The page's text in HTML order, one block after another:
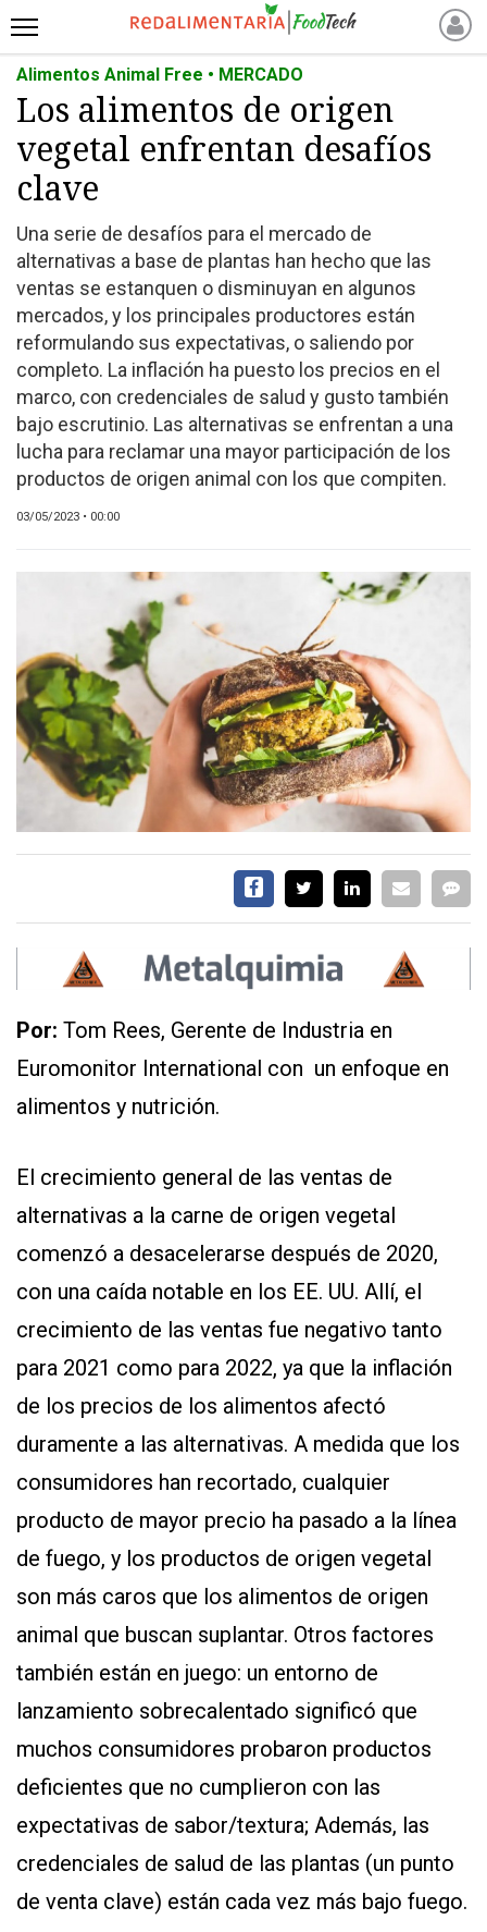
INICIO
NOTICIAS RECIENTES
NOTICIAS
PROTEÍNAS
ANIMAL FREE
FOODTECH
OTROS INGREDIENTES
QUIÉNES SOMOS
MARKETPLACE
DIRECTORIO
MEDIA KIT
CONTÁCTENOS
AYUDA
TÉRMINOS
CONDICIONES
POLÍTICAS
DE
SITIO
Alimentos Animal Free • MERCADO
Los alimentos de origen
vegetal enfrentan desafíos
clave
Una serie de desafíos para el mercado de
alternativas a base de plantas han hecho que las
ventas se estanquen o disminuyan en algunos
mercados, y los principales productores están
reformulando sus expectativas, o saliendo por
completo. La inflación ha puesto los precios en el
marco, con credenciales de salud y gusto también
bajo escrutinio. Las alternativas se enfrentan a una
lucha para reclamar una mayor participación de los
productos de origen animal con los que compiten.
03/05/2023 • 00:00
Por: Tom Rees, Gerente de Industria en
Euromonitor International con un enfoque en
alimentos y nutrición.
El crecimiento general de las ventas de
alternativas a la carne de origen vegetal
comenzó a desacelerarse después de 2020,
con una caída notable en los EE. UU. Allí, el
crecimiento de las ventas fue negativo tanto
para 2021 como para 2022, ya que la inflación
de los precios de los alimentos afectó
duramente a las alternativas. A medida que los
consumidores han recortado, cualquier
producto de mayor precio ha pasado a la línea
de fuego, y los productos de origen vegetal
son más caros que los alimentos de origen
animal que buscan suplantar. Otros factores
también están en juego: un entorno de
lanzamiento sobrecalentado significó que
muchos consumidores probaron productos
deficientes que no cumplieron con las
expectativas de sabor/textura; Además, las
credenciales de salud de las plantas (un punto
de venta clave) están cada vez más bajo fuego.